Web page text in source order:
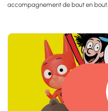
accompagnement de bout en bout....